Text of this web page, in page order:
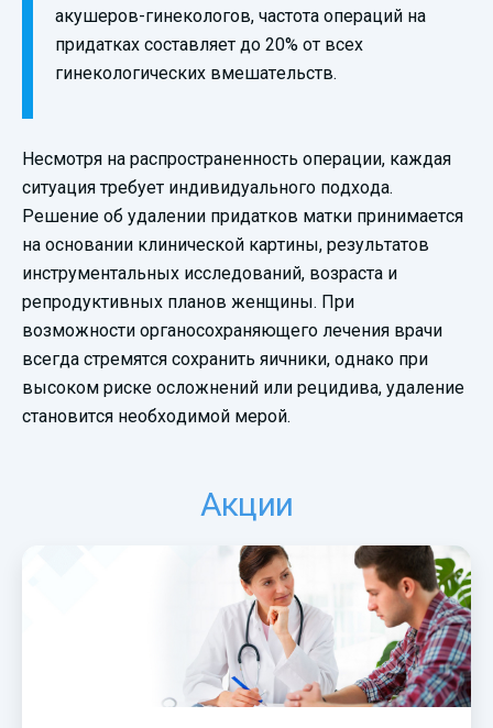
акушеров-гинекологов, частота операций на
придатках составляет до 20% от всех
гинекологических вмешательств.
Несмотря на распространенность операции, каждая
ситуация требует индивидуального подхода.
Решение об удалении придатков матки принимается
на основании клинической картины, результатов
инструментальных исследований, возраста и
репродуктивных планов женщины. При
возможности органосохраняющего лечения врачи
всегда стремятся сохранить яичники, однако при
высоком риске осложнений или рецидива, удаление
становится необходимой мерой.
Акции